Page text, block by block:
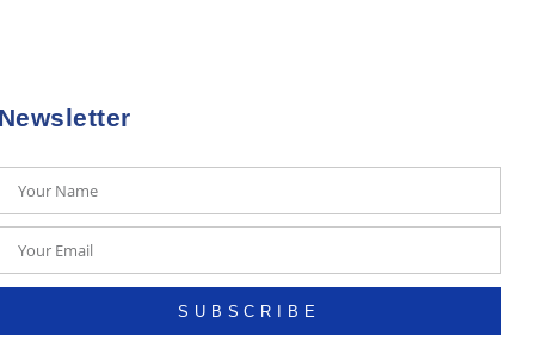
Newsletter
SUBSCRIBE